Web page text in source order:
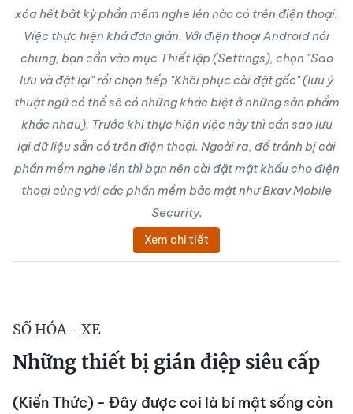
xóa hết bất kỳ phần mềm nghe lén nào có trên điện thoại.
Việc thực hiện khá đơn giản. Với điện thoại Android nói
chung, bạn cần vào mục Thiết lập (Settings), chọn "Sao
lưu và đặt lại" rồi chọn tiếp "Khôi phục cài đặt gốc" (lưu ý
thuật ngữ có thể sẽ có những khác biệt ở những sản phẩm
khác nhau). Trước khi thực hiện việc này thì cần sao lưu
lại dữ liệu sẵn có trên điện thoại. Ngoài ra, để tránh bị cài
phần mềm nghe lén thì bạn nên cài đặt mật khẩu cho điện
thoại cùng với các phần mềm bảo mật như Bkav Mobile
Security.
Xem chi tiết
SỐ HÓA - XE
Những thiết bị gián điệp siêu cấp
(Kiến Thức) - Đây được coi là bí mật sống còn